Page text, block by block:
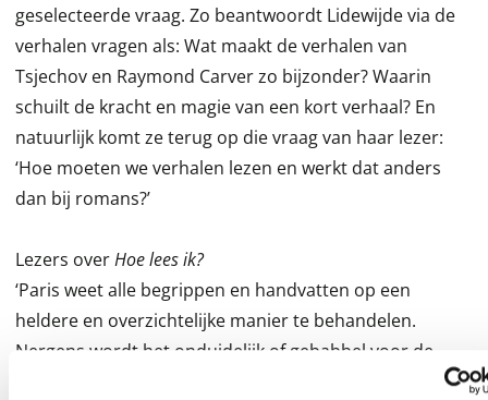
geselecteerde vraag. Zo beantwoordt Lidewijde via de
verhalen vragen als: Wat maakt de verhalen van
Tsjechov en Raymond Carver zo bijzonder? Waarin
schuilt de kracht en magie van een kort verhaal? En
natuurlijk komt ze terug op die vraag van haar lezer:
‘Hoe moeten we verhalen lezen en werkt dat anders
dan bij romans?’
Lezers overHoe lees ik?
‘Paris weet alle begrippen en handvatten op een
heldere en overzichtelijke manier te behandelen.
Nergens wordt het onduidelijk of gebabbel voor de